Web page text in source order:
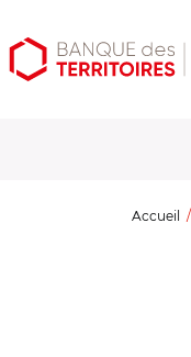
Aller
au
Aller
au
Ouvrir
les
Accueil